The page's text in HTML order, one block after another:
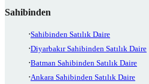
Sahibinden
Sahibinden Satılık Daire
Diyarbakır Sahibinden Satılık Daire
Batman Sahibinden Satılık Daire
Ankara Sahibinden Satılık Daire